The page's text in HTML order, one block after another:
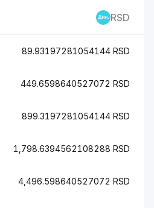
RSD
89.93197281054144 RSD
449.6598640527072 RSD
899.3197281054144 RSD
1,798.6394562108288 RSD
4,496.598640527072 RSD